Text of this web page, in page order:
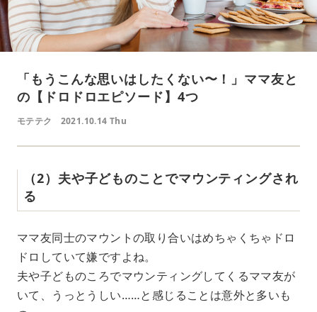
「もうこんな思いはしたくない〜！」ママ友と
の【ドロドロエピソード】4つ
モテテク 2021.10.14 Thu
（2）夫や子どものことでマウンティングされ
る
ママ友同士のマウントの取り合いはめちゃくちゃドロ
ドロしていて嫌ですよね。
夫や子どものころでマウンティングしてくるママ友が
いて、うっとうしい……と感じることは意外と多いも